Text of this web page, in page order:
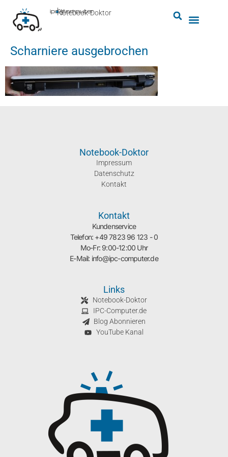
Notebook-Doktor
by
■
ipc-computer
Scharniere ausgebrochen
Notebook-Doktor
Impressum
Datenschutz
Kontakt
Kontakt
Kundenservice
Telefon: +49 7823 96 123 - 0
Mo-Fr: 9:00-12:00 Uhr
E-Mail: info@ipc-computer.de
Links
Notebook-Doktor
IPC-Computer.de
Blog Abonnieren
YouTube Kanal